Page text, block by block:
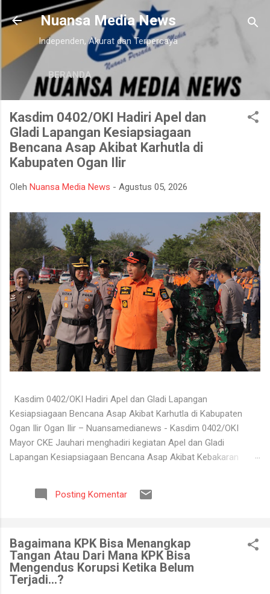
Langsung ke konten utama
Nuansa Media News
Independen, Akurat dan Terpercaya
BERANDA
Kasdim 0402/OKI Hadiri Apel dan
Gladi Lapangan Kesiapsiagaan
Bencana Asap Akibat Karhutla di
Kabupaten Ogan Ilir
Oleh Nuansa Media News - Agustus 05, 2026
Kasdim 0402/OKI Hadiri Apel dan Gladi Lapangan
Kesiapsiagaan Bencana Asap Akibat Karhutla di Kabupaten
Ogan Ilir Ogan Ilir – Nuansamedianews - Kasdim 0402/OKI
Mayor CKE Jauhari menghadiri kegiatan Apel dan Gladi
Lapangan Kesiapsiagaan Bencana Asap Akibat Kebakaran
yang digelar di Lapangan Upacara Komplek Perkantoran
Terpadu (KPT) Tanjung Senai, Kabupaten Ogan Ilir, Selasa
bencana asap akibat kebakaran hutan dan lahan yang kerap
terjadi pada musim kemarau. Apel dan gladi lapangan diikuti
oleh unsur TNI, Polri, BPBD, Manggala Agni, Dinas Pemadam
Kebakaran, instansi pemerintah daerah, relawan, serta berbagai
Posting Komentar
Bagaimana KPK Bisa Menangkap
Tangan Atau Dari Mana KPK Bisa
Mengendus Korupsi Ketika Belum
Terjadi...?